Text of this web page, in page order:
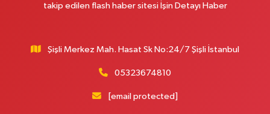
takip edilen flash haber sitesi İşin Detayı Haber
Şişli Merkez Mah. Hasat Sk No:24/7 Şişli İstanbul
05323674810
[email protected]